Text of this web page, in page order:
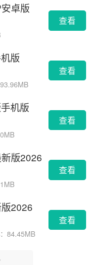
卓版
查看
版
查看
机版
查看
版2026
查看
2026
84.45MB
查看